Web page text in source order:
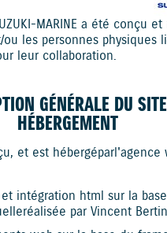
MARINE a été conçu et
ou les personnes physiques
leur collaboration.
GÉNÉRALE DU
HÉBERGEMENT
et est hébergé parl'agence
intégration html sur la
réalisée par Vincent Bertin